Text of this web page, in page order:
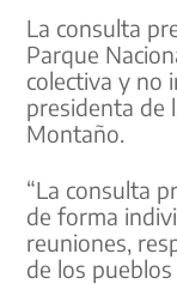
La consulta
Parque
colectiva y no
presidenta de
Montaño.
“La consulta
de forma
reuniones,
de los